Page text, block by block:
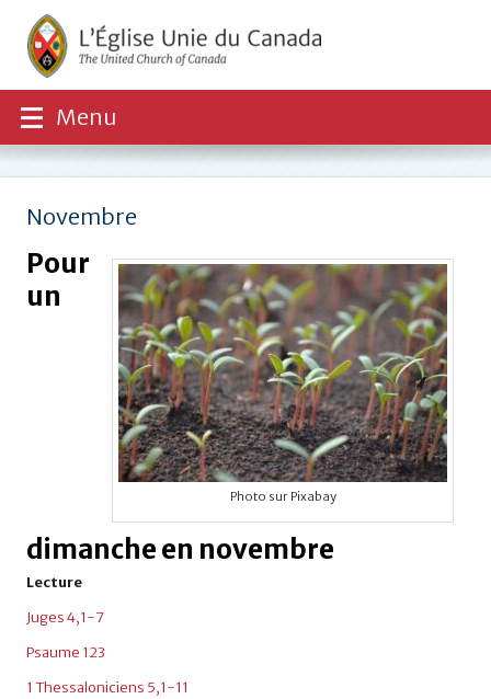
Menu
Novembre
Photo sur Pixabay
Pour
un
dimanche en novembre
Lecture
Juges 4,1-7
Psaume 123
1 Thessaloniciens 5,1-11